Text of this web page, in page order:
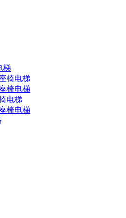
梯
椅电梯
椅电梯
电梯
椅电梯